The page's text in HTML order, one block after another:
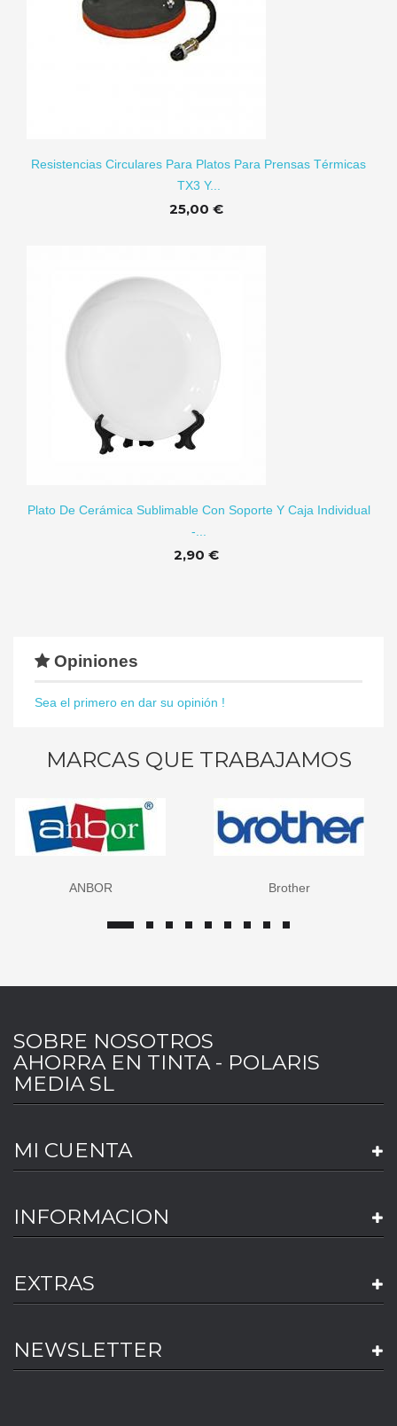
Resistencias Circulares Para Platos Para Prensas Térmicas
TX3 Y...
25,00 €
Plato De Cerámica Sublimable Con Soporte Y Caja Individual
-...
2,90 €
Opiniones
Sea el primero en dar su opinión !
MARCAS QUE TRABAJAMOS
Brother Canon
SOBRE NOSOTROS
AHORRA EN TINTA - POLARIS
MEDIA SL
MI CUENTA
INFORMACION
EXTRAS
NEWSLETTER